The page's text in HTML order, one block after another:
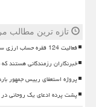
تازه ترین مطالب
فعالیت 124 فقره حساب ارزی سازمانهای دولتی خارج از حساب واحد خزانه
خبرنگاران رزمندگانی هستند
پروژه استعفای رییس جمهور
پشت پرده ادعای یک روحانی در رابطه با ۲۸ بار استعفای